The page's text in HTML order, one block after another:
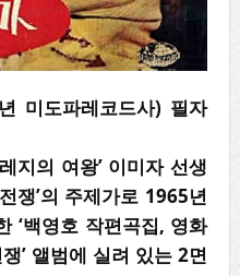
미도파레코드사) 필자
지의 여왕’ 이미자 선생
쟁’의 주제가로 1965년
‘백영호 작편곡집, 영화
’ 앨범에 실려 있는2면